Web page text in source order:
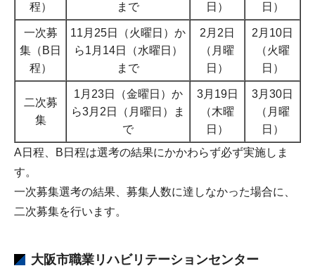
程）
まで
日）
日）
一次募
集（B日
程）
11月25日（火曜日）か
ら1月14日（水曜日）
まで
2月2日
（月曜
日）
2月10日
（火曜
日）
二次募
集
1月23日（金曜日）か
ら3月2日（月曜日）ま
で
3月19日
（木曜
日）
3月30日
（月曜
日）
A日程、B日程は選考の結果にかかわらず必ず実施しま
す。
一次募集選考の結果、募集人数に達しなかった場合に、
二次募集を行います。
大阪市職業リハビリテーションセンター